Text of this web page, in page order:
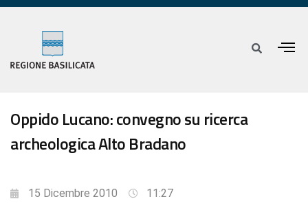
Oppido Lucano: convegno su ricerca
archeologica Alto Bradano
15 Dicembre 2010 11:27